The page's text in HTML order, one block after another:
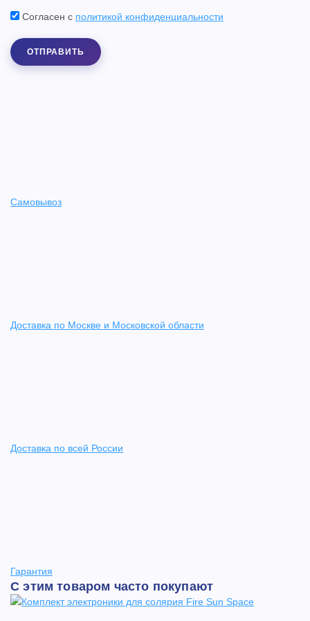
Согласен с политикой конфиденциальности
ОТПРАВИТЬ
Самовывоз
Доставка по Москве и Московской области
Доставка по всей России
Гарантия
С этим товаром часто покупают